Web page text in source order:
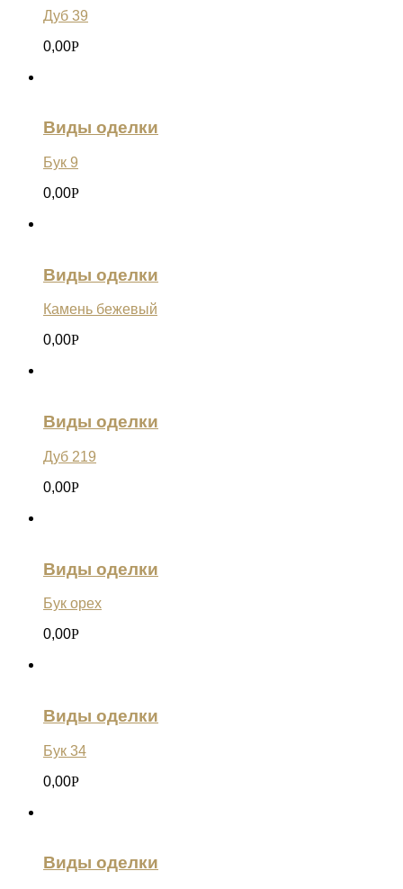
Дуб 39
0,00Р
Виды оделки
Бук 9
0,00Р
Виды оделки
Камень бежевый
0,00Р
Виды оделки
Дуб 219
0,00Р
Виды оделки
Бук орех
0,00Р
Виды оделки
Бук 34
0,00Р
Виды оделки